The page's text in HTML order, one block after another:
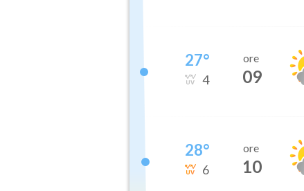
27°
4
ore
09
28°
6
ore
10